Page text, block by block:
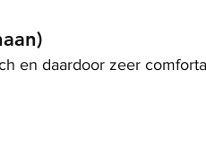
en daardoor zeer